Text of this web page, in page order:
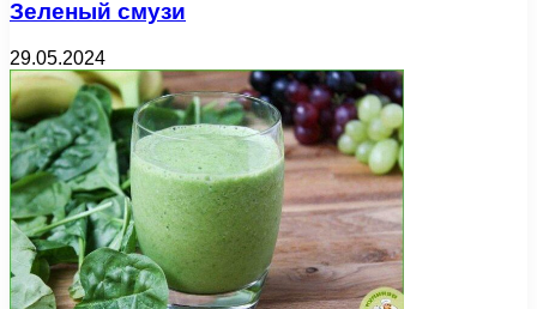
Зеленый смузи
29.05.2024